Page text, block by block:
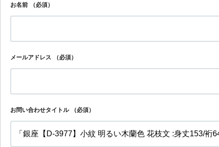
お名前 （必須）
メールアドレス （必須）
お問い合わせタイトル （必須）